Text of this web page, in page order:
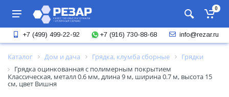
0
+7 (499) 499-22-92 +7 (916) 730-88-68 info@rezar.ru
Каталог Дом и дача Грядка, клумба сборные
Грядки
Грядка оцинкованная с полимерным покрытием
Классическая, металл 0.6 мм, длина 9 м, ширина 0.7 м, высота 15
см, цвет Вишня